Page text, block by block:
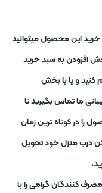
خرید این محصول میتوانید
افزودن به سبد خرید
کنید و یا با بخش
ما تماس بگیرید تا
را در کوتاه ترین زمان
درب منزل خود تحویل
کنندگان گرامی را با